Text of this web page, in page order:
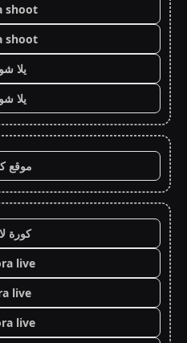
shoot
shoot
يلا
يلا
موقع
كورة
live
live
live